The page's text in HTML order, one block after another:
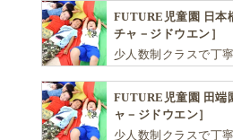
クールです。子ども
ぶだけではなく、英
を提供します！
FUTURE児童園 日本
チャ－ジドウエン］
少人数制クラスで丁
能性を広げます！
FUTURE児童園 田端
ャ－ジドウエン］
少人数制クラスで丁